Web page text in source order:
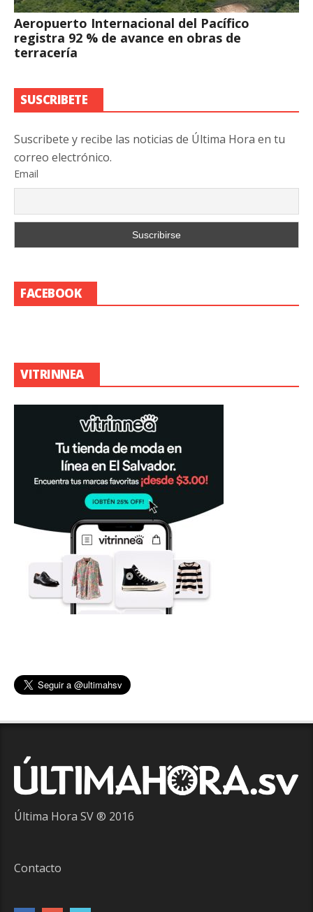
Aeropuerto Internacional del Pacífico
registra 92 % de avance en obras de
terracería
SUSCRIBETE
Suscribete y recibe las noticias de Última Hora en tu
correo electrónico.
Email
FACEBOOK
VITRINNEA
Última Hora SV ® 2016
Contacto